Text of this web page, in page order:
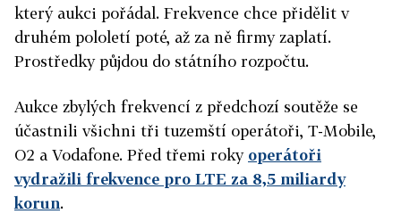
který aukci pořádal. Frekvence chce přidělit v
druhém pololetí poté, až za ně firmy zaplatí.
Prostředky půjdou do státního rozpočtu.
Aukce zbylých frekvencí z předchozí soutěže se
účastnili všichni tři tuzemští operátoři, T-Mobile,
O2 a Vodafone. Před třemi roky operátoři
vydražili frekvence pro LTE za 8,5 miliardy
korun.